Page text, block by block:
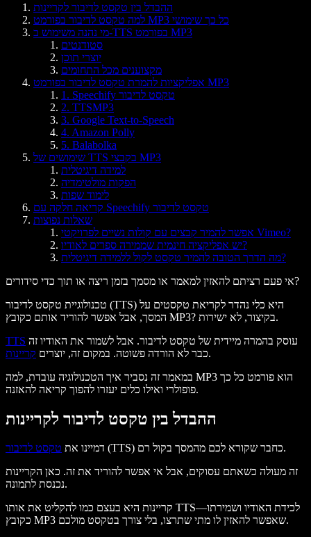
ההבדל בין טקסט לדיבור לקריינות
למה טקסט לדיבור בפורמט MP3 כל כך שימושי
מי נהנה משימוש ב-TTS בפורמט MP3
סטודנטים
יוצרי תוכן
מקצוענים מכל התחומים
אפליקציות להמרת טקסט לדיבור בפורמט MP3
1. Speechify טקסט לדיבור
2. TTSMP3
3. Google Text-to-Speech
4. Amazon Polly
5. Balabolka
שימושים של TTS בקבצי MP3
למידה דיגיטלית
הפקות מולטימדיה
לימוד שפות
קריאה חלקה עם Speechify טקסט לדיבור
שאלות נפוצות
אפשר להמיר קבצים עם קולות נשיים לפרויקטי Vimeo?
יש אפליקציה חינמית שממירה ספרים לאודיו?
מה הדרך הטובה להמיר טקסט לקול ללמידה דיגיטלית?
אי פעם רציתם להאזין למאמר או מסמך בזמן ריצה או תוך כדי סידורים?
טכנולוגיית טקסט לדיבור (TTS) היא כלי נהדר לקריאת טקסטים על
המסך, אבל אפשר להוריד אותם כקובץ MP3? בקיצור, לא ישירות.
TTS
כבר לא הורדה פשוטה. במקום זה, יוצרים קריינות
.
במאמר זה נסביר איך הטכנולוגיה עובדת, למה MP3 הוא פורמט כל כך
פופולרי ואילו כלים יעזרו להפוך קריאה להאזנה.
ההבדל בין טקסט לדיבור לקריינות
דמיינו את טקסט לדיבור
(TTS) כחבר שקורא לכם מהמסך בקול רם.
זה מעולה כשאתם עסוקים, אבל אי אפשר להוריד את זה. כאן הקריינות
נכנסת לתמונה.
קריינות היא בעצם כמו להקליט את אותו TTS—לכידת האודיו ושמירתו
כקובץ MP3 שאפשר להאזין לו מתי שתרצו, בלי צורך בטקסט מולכם.